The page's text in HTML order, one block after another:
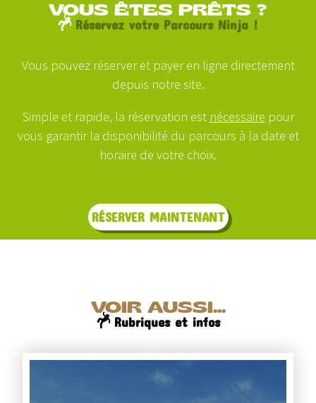
VOUS ÊTES PRÊTS ?
Réservez votre Parcours Ninja !
Vous pouvez réserver et payer en ligne directement
depuis notre site.
Simple et rapide, la réservation est nécessaire pour
vous garantir la disponibilité du parcours à la date et
horaire de votre choix.
RÉSERVER MAINTENANT
VOIR AUSSI...
Rubriques et infos